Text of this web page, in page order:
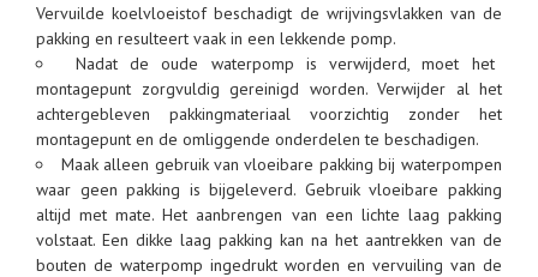
Vervuilde koelvloeistof beschadigt de wrijvingsvlakken van de
pakking en resulteert vaak in een lekkende pomp.
Nadat de oude waterpomp is verwijderd, moet het
montagepunt zorgvuldig gereinigd worden. Verwijder al het
achtergebleven pakkingmateriaal voorzichtig zonder het
montagepunt en de omliggende onderdelen te beschadigen.
Maak alleen gebruik van vloeibare pakking bij waterpompen
waar geen pakking is bijgeleverd. Gebruik vloeibare pakking
altijd met mate. Het aanbrengen van een lichte laag pakking
volstaat. Een dikke laag pakking kan na het aantrekken van de
bouten de waterpomp ingedrukt worden en vervuiling van de